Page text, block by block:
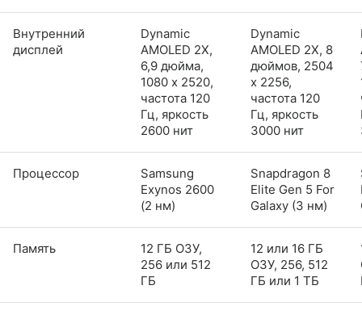
Внутренний
дисплей
Dynamic
AMOLED 2X,
6,9 дюйма,
1080 x 2520,
частота 120
Гц, яркость
2600 нит
Dynamic
AMOLED 2X, 8
дюймов, 2504
x 2256,
частота 120
Гц, яркость
3000 нит
Процессор
Samsung
Exynos 2600
(2 нм)
Snapdragon 8
Elite Gen 5 For
Galaxy (3 нм)
Память
12 ГБ ОЗУ,
256 или 512
ГБ
12 или 16 ГБ
ОЗУ, 256, 512
ГБ или 1 ТБ